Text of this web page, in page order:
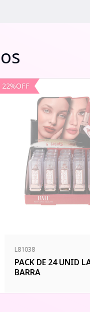
22%OFF
L81038
PACK DE 24 UNID
BARRA